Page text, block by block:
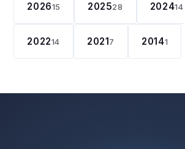
202615 202528 202414
202214 2021 7 20141